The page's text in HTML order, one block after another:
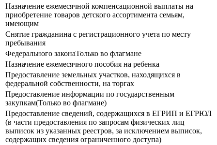
Назначение ежемесячной компенсационной выплаты на
приобретение товаров детского ассортимента семьям,
имеющим
Снятие гражданина с регистрационного учета по месту
пребывания
Федерального законаТолько во флагмане
Назначение ежемесячного пособия на ребенка
Предоставление земельных участков, находящихся в
федеральной собственности, на торгах
Предоставление информации по государственным
закупкам(Только во флагмане)
Предоставление сведений, содержащихся в ЕГРИП и ЕГРЮЛ
(в части предоставления по запросам физических лиц
выписок из указанных реестров, за исключением выписок,
содержащих сведения ограниченного доступа)